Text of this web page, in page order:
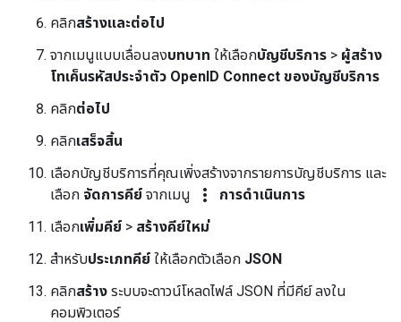
คลิกสร้างและต่อไป
จากเมนูแบบเลื่อนลงบทบาท ให้เลือกบัญชีบริการ > ผู้สร้าง
โทเค็นรหัสประจำตัว OpenID Connect ของบัญชีบริการ
คลิกต่อไป
คลิกเสร็จสิ้น
เลือกบัญชีบริการที่คุณเพิ่งสร้างจากรายการบัญชีบริการ และ
เลือก จัดการคีย์ จากเมนู more_vert
การดำเนินการ
เลือกเพิ่มคีย์ > สร้างคีย์ใหม่
สำหรับประเภทคีย์ ให้เลือกตัวเลือก JSON
คลิกสร้าง ระบบจะดาวน์โหลดไฟล์ JSON ที่มีคีย์ ลงใน
คอมพิวเตอร์